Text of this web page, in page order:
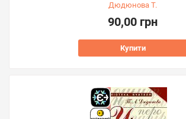
Дюдюнова Т.
90,00 грн
Купити